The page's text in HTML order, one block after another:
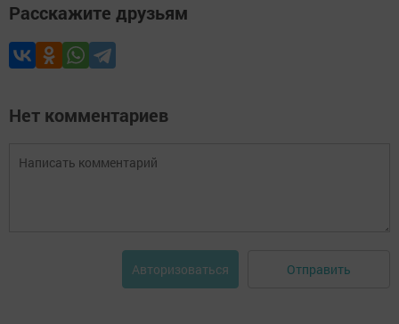
Расскажите друзьям
Нет комментариев
Авторизоваться Отправить